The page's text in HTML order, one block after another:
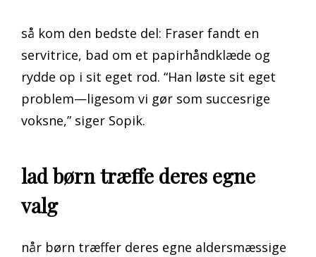
så kom den bedste del: Fraser fandt en
servitrice, bad om et papirhåndklæde og
rydde op i sit eget rod. “Han løste sit eget
problem—ligesom vi gør som succesrige
voksne,” siger Sopik.
lad børn træffe deres egne
valg
når børn træffer deres egne aldersmæssige